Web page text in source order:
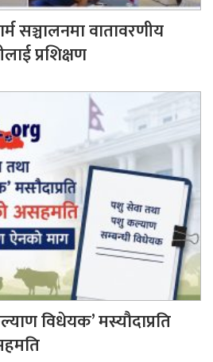
सञ्चालनमा वातावरणीय
प्रशिक्षण
विधेयक’ मस्यौदाप्रति